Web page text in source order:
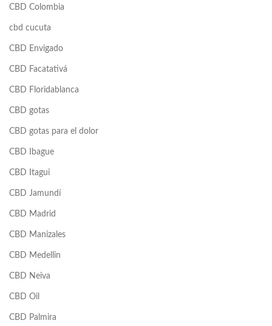
CBD Colombia
cbd cucuta
CBD Envigado
CBD Facatativá
CBD Floridablanca
CBD gotas
CBD gotas para el dolor
CBD Ibague
CBD Itagui
CBD Jamundí
CBD Madrid
CBD Manizales
CBD Medellin
CBD Neiva
CBD Oil
CBD Palmira